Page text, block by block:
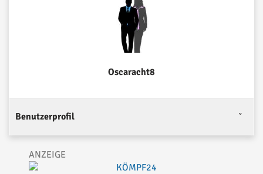
Oscaracht8
Benutzerprofil